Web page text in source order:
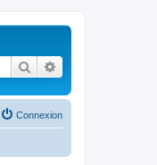
Rechercher
Connexion